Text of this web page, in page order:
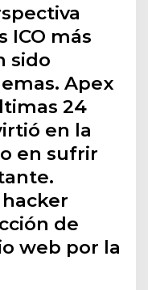
ICO más
sido
Apex
24
en la
en sufrir
de
web por la